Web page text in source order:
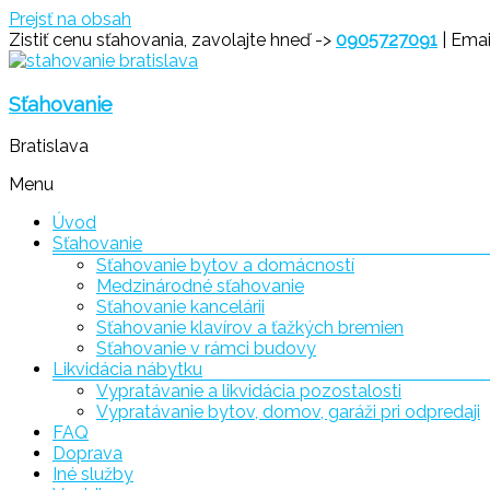
Prejsť na obsah
Zistiť cenu sťahovania, zavolajte hneď -> 0905727091 |
Sťahovanie
Bratislava
Menu
Úvod
Sťahovanie
Sťahovanie bytov a domácností
Medzinárodné sťahovanie
Sťahovanie kancelárii
Sťahovanie klavírov a ťažkých bremien
Sťahovanie v rámci budovy
Likvidácia nábytku
Vypratávanie a likvidácia pozostalosti
Vypratávanie bytov, domov, garáži pri odpredaji
FAQ
Doprava
Iné služby